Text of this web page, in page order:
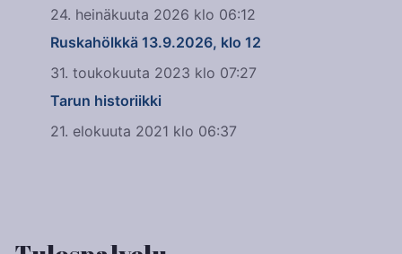
24. heinäkuuta 2026 klo 06:12
Ruskahölkkä 13.9.2026, klo 12
31. toukokuuta 2023 klo 07:27
Tarun historiikki
21. elokuuta 2021 klo 06:37